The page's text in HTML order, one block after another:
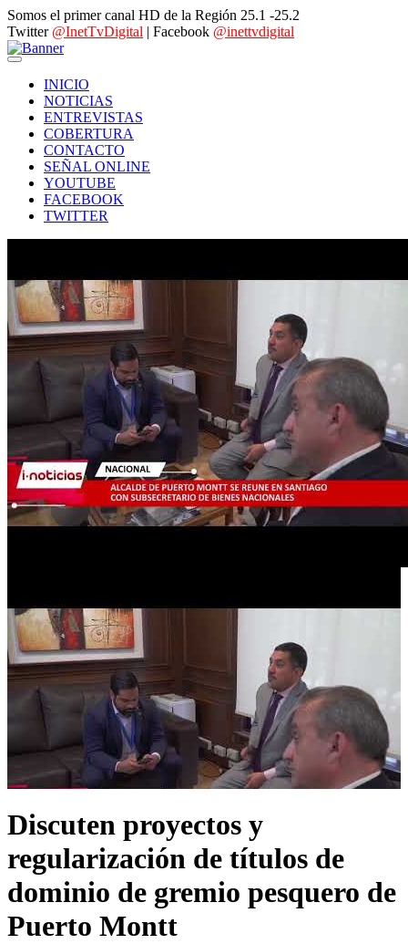
Somos el primer canal HD de la Región 25.1 -25.2
Twitter @InetTvDigital | Facebook @inettvdigital
INICIO
NOTICIAS
ENTREVISTAS
COBERTURA
CONTACTO
SEÑAL ONLINE
YOUTUBE
FACEBOOK
TWITTER
Discuten proyectos y
regularización de títulos de
dominio de gremio pesquero de
Puerto Montt